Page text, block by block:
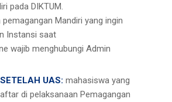
pada DIKTUM.
Mandiri yang ingin
Instansi saat
wajib menghubungi Admin
SETELAH UAS: mahasiswa yang
di pelaksanaan Pemagangan